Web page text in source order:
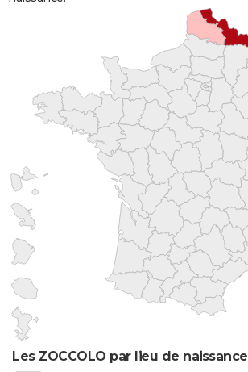
Les ZOCCOLO par lieu de naissance